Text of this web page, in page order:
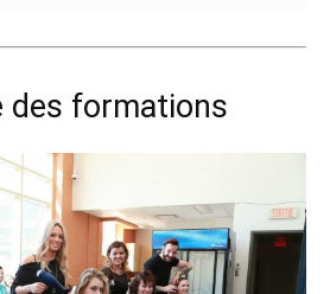
des formations